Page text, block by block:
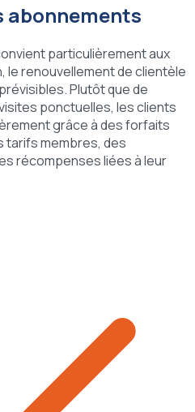
abonnements
particulièrement aux
le renouvellement de clientèle
Plutôt que de
ponctuelles, les clients
grâce à des forfaits
tarifs membres, des
récompenses liées à leur